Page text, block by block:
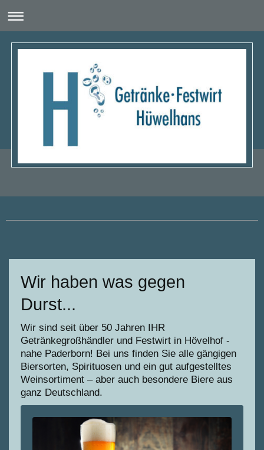
Wir haben was gegen
Durst...
Wir sind seit über 50 Jahren IHR
Getränkegroßhändler und Festwirt in Hövelhof -
nahe Paderborn! Bei uns finden Sie alle gängigen
Biersorten, Spirituosen und ein gut aufgestelltes
Weinsortiment – aber auch besondere Biere aus
ganz Deutschland.